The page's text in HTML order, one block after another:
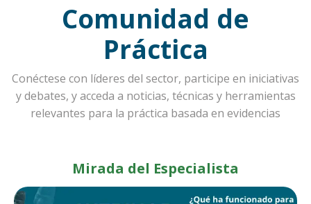
Comunidad de
Práctica
Conéctese con líderes del sector, participe en iniciativas
y debates, y acceda a noticias, técnicas y herramientas
relevantes para la práctica basada en evidencias
Mirada del Especialista